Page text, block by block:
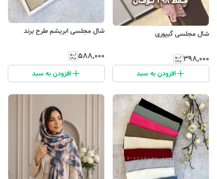
شال مجلسی گیپوری
۳۹۸٬۰۰۰
افزودن به سبد
شال مجلسی ابریشم طرح برند
۵۸۸٬۰۰۰
افزودن به سبد